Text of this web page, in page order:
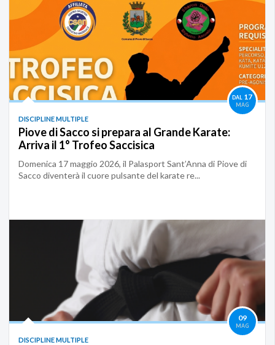
DAL 17
MAG
DISCIPLINE MULTIPLE
Piove di Sacco si prepara al Grande Karate:
Arriva il 1° Trofeo Saccisica
Domenica 17 maggio 2026, il Palasport Sant’Anna di Piove di
Sacco diventerà il cuore pulsante del karate re...
09
MAG
DISCIPLINE MULTIPLE